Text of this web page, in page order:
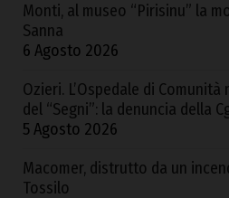
Monti, al museo “Pirisinu” la
Sanna
6 Agosto 2026
Ozieri. L’Ospedale di
del “Segni”: la denuncia della
5 Agosto 2026
Macomer, distrutto da un
Tossilo